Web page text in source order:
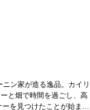
ン家が造る逸品。カイリ
と畑で時間を過ごし、高
を見つけたことが始まり